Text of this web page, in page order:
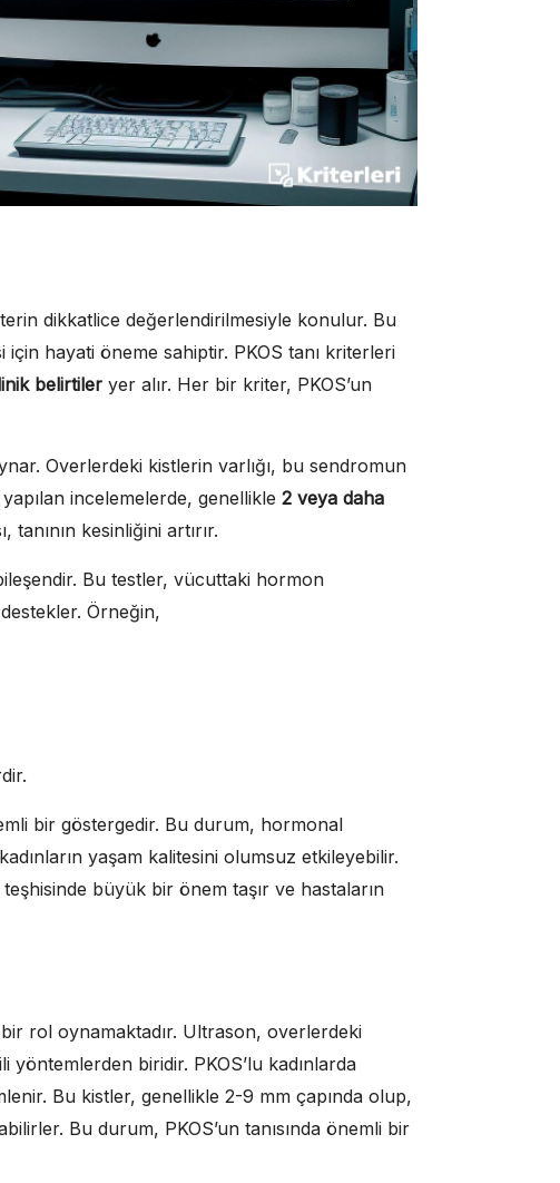
dikkatlice değerlendirilmesiyle konulur. Bu
hayati öneme sahiptir. PKOS tanı kriterleri
belirtiler yer alır. Her bir kriter, PKOS’un
Overlerdeki kistlerin varlığı, bu sendromun
incelemelerde, genellikle 2 veya daha
kesinliğini artırır.
Bu testler, vücuttaki hormon
Örneğin,
bir göstergedir. Bu durum, hormonal
yaşam kalitesini olumsuz etkileyebilir.
büyük bir önem taşır ve hastaların
rol oynamaktadır. Ultrason, overlerdeki
yöntemlerden biridir. PKOS’lu kadınlarda
Bu kistler, genellikle 2-9 mm çapında olup,
Bu durum, PKOS’un tanısında önemli bir